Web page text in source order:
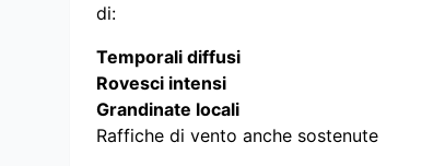
di:
Temporali diffusi
Rovesci intensi
Grandinate locali
Raffiche di vento anche sostenute